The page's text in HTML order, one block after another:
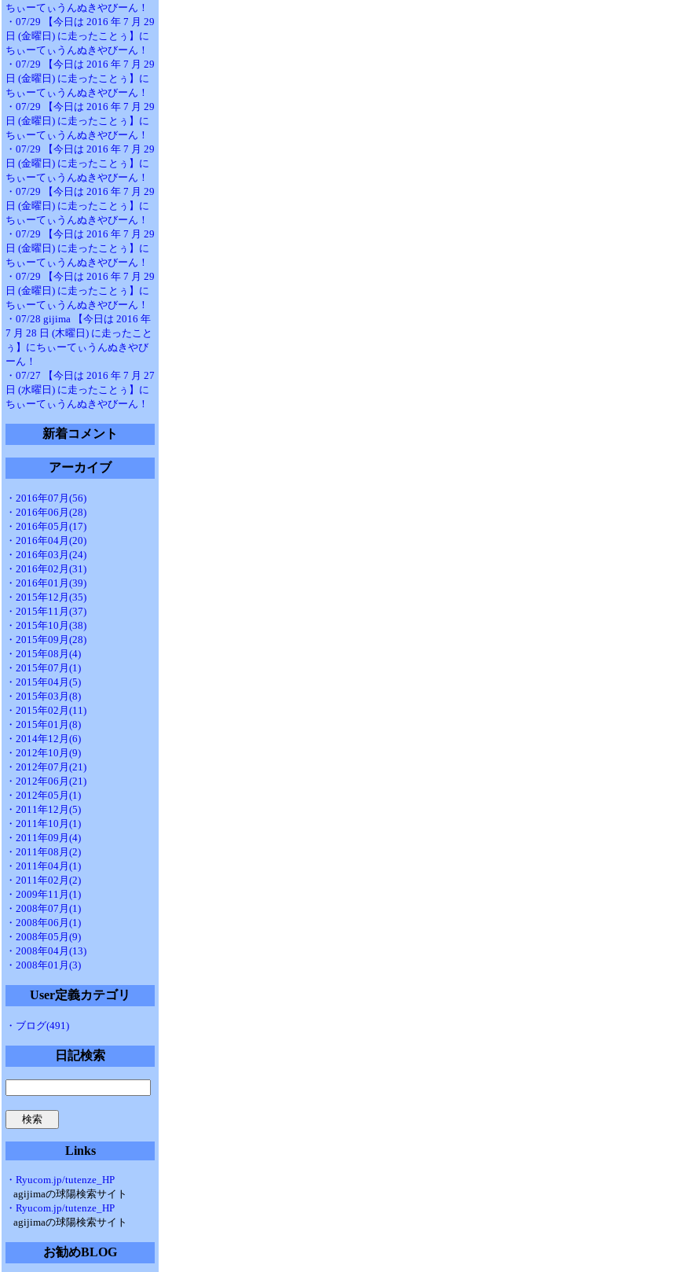
ちぃーてぃうんぬきやびーん！
・07/29 【今日は 2016 年 7 月 29
日 (金曜日) に走ったことぅ】に
ちぃーてぃうんぬきやびーん！
・07/29 【今日は 2016 年 7 月 29
日 (金曜日) に走ったことぅ】に
ちぃーてぃうんぬきやびーん！
・07/29 【今日は 2016 年 7 月 29
日 (金曜日) に走ったことぅ】に
ちぃーてぃうんぬきやびーん！
・07/29 【今日は 2016 年 7 月 29
日 (金曜日) に走ったことぅ】に
ちぃーてぃうんぬきやびーん！
・07/29 【今日は 2016 年 7 月 29
日 (金曜日) に走ったことぅ】に
ちぃーてぃうんぬきやびーん！
・07/29 【今日は 2016 年 7 月 29
日 (金曜日) に走ったことぅ】に
ちぃーてぃうんぬきやびーん！
・07/29 【今日は 2016 年 7 月 29
日 (金曜日) に走ったことぅ】に
ちぃーてぃうんぬきやびーん！
・07/28 gijima 【今日は 2016 年
7 月 28 日 (木曜日) に走ったこと
ぅ】にちぃーてぃうんぬきやび
ーん！
・07/27 【今日は 2016 年 7 月 27
日 (水曜日) に走ったことぅ】に
ちぃーてぃうんぬきやびーん！
新着コメント
アーカイブ
・2016年07月(56)
・2016年06月(28)
・2016年05月(17)
・2016年04月(20)
・2016年03月(24)
・2016年02月(31)
・2016年01月(39)
・2015年12月(35)
・2015年11月(37)
・2015年10月(38)
・2015年09月(28)
・2015年08月(4)
・2015年07月(1)
・2015年04月(5)
・2015年03月(8)
・2015年02月(11)
・2015年01月(8)
・2014年12月(6)
・2012年10月(9)
・2012年07月(21)
・2012年06月(21)
・2012年05月(1)
・2011年12月(5)
・2011年10月(1)
・2011年09月(4)
・2011年08月(2)
・2011年04月(1)
・2011年02月(2)
・2009年11月(1)
・2008年07月(1)
・2008年06月(1)
・2008年05月(9)
・2008年04月(13)
・2008年01月(3)
User定義カテゴリ
・ブログ(491)
日記検索
Links
・Ryucom.jp/tutenze_HP
agijimaの球陽検索サイト
・Ryucom.jp/tutenze_HP
agijimaの球陽検索サイト
お勧めBLOG